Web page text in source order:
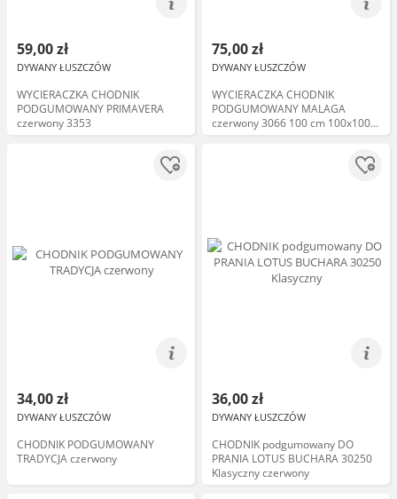
59,00 zł
DYWANY ŁUSZCZÓW
WYCIERACZKA CHODNIK
PODGUMOWANY PRIMAVERA
czerwony 3353
75,00 zł
DYWANY ŁUSZCZÓW
WYCIERACZKA CHODNIK
PODGUMOWANY MALAGA
czerwony 3066 100 cm 100x100
cm
34,00 zł
DYWANY ŁUSZCZÓW
CHODNIK PODGUMOWANY
TRADYCJA czerwony
36,00 zł
DYWANY ŁUSZCZÓW
CHODNIK podgumowany DO
PRANIA LOTUS BUCHARA 30250
Klasyczny czerwony